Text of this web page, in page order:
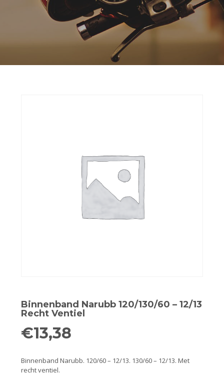
Originele AGM-onderdelen
Originele BTC-onderdelen
Originele Tomos-onderdelen
Bevestigingsdelen
Toebehoren en accessoires
Binnenband Narubb 120/130/60 – 12/13
Recht Ventiel
€13,38
Binnenband Narubb. 120/60 – 12/13. 130/60 – 12/13. Met
recht ventiel.